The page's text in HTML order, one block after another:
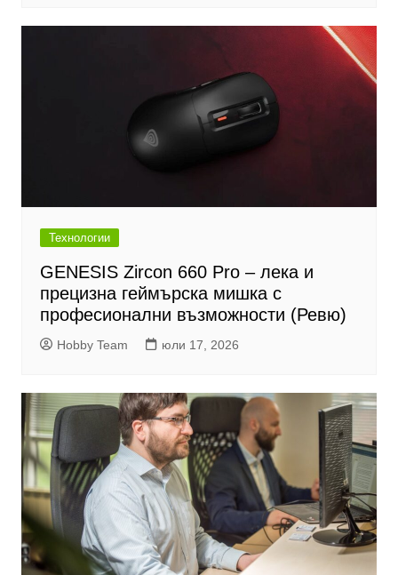
Технологии
GENESIS Zircon 660 Pro – лека и
прецизна геймърска мишка с
професионални възможности (Ревю)
Hobby Team юли 17, 2026